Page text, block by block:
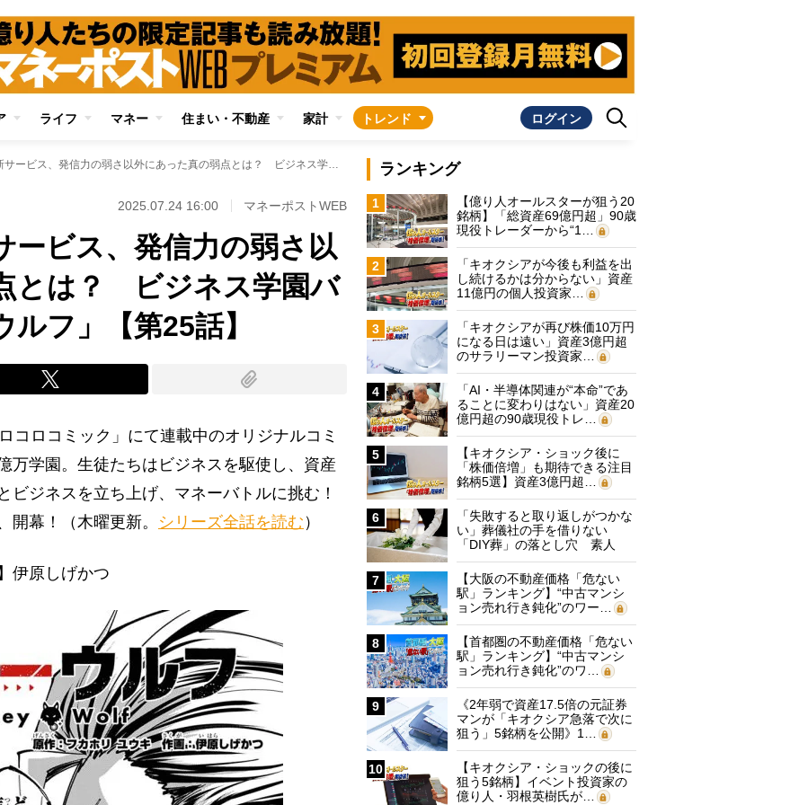
ライフ マネー 住まい・不動産 家計 トレンド ログイン
軌道に乗らない新サービス、発信力の弱さ以外にあった真の弱点とは？ ビジネス学園バトル漫画「マネーウルフ」【第25話】
2025.07.24 16:00 マネーポストWEB
ービス、発信力の弱さ以
とは？ ビジネス学園バ
ルフ」【第25話】
コロコミック」にて連載中のオリジナルコミ
学園。生徒たちはビジネスを駆使し、資産
ビジネスを立ち上げ、マネーバトルに挑む！
開幕！（木曜更新。 シリーズ全話を読む ）
伊原しげかつ
ランキング
1
【億り人オールスターが狙う20
銘柄】「総資産69億円超」90歳
現役トレーダーから“1…
2
「キオクシアが今後も利益を出
し続けるかは分からない」資産
11億円の個人投資家…
3
「キオクシアが再び株価10万円
になる日は遠い」資産3億円超
のサラリーマン投資家…
4
「AI・半導体関連が“本命”であ
ることに変わりはない」資産20
億円超の90歳現役トレ…
5
【キオクシア・ショック後に
「株価倍増」も期待できる注目
銘柄5選】資産3億円超…
6
「失敗すると取り返しがつかな
い」葬儀社の手を借りない
「DIY葬」の落とし穴 素人
に…
7
【大阪の不動産価格「危ない
駅」ランキング】“中古マンシ
ョン売れ行き鈍化”のワー…
8
【首都圏の不動産価格「危ない
駅」ランキング】“中古マンシ
ョン売れ行き鈍化”のワ…
9
《2年弱で資産17.5倍の元証券
マンが「キオクシア急落で次に
狙う」5銘柄を公開》1…
10
【キオクシア・ショックの後に
狙う5銘柄】イベント投資家の
億り人・羽根英樹氏が…